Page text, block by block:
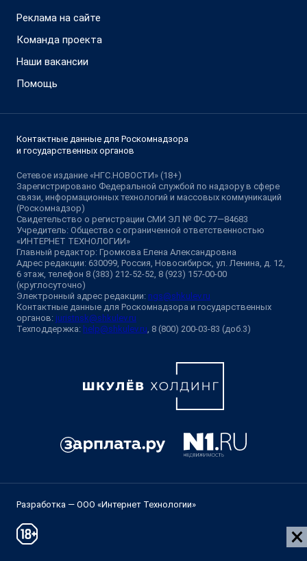
Реклама на сайте
Команда проекта
Наши вакансии
Помощь
Контактные данные для Роскомнадзора
и государственных органов
Сетевое издание «НГС.НОВОСТИ» (18+)
Зарегистрировано Федеральной службой по надзору в сфере
связи, информационных технологий и массовых коммуникаций
(Роскомнадзор)
Свидетельство о регистрации СМИ ЭЛ № ФС 77—84683
Учредитель: Общество с ограниченной ответственностью
«ИНТЕРНЕТ ТЕХНОЛОГИИ»
Главный редактор: Громкова Елена Александровна
Адрес редакции: 630099, Россия, Новосибирск, ул. Ленина, д. 12,
6 этаж, телефон 8 (383) 212-52-52, 8 (923) 157-00-00
(круглосуточно)
Электронный адрес редакции: ngs@shkulev.ru
Контактные данные для Роскомнадзора и государственных
органов: juristnsk@shkulev.ru
Техподдержка: help@shkulev.ru , 8 (800) 200-03-83 (доб.3)
Разработка — ООО «Интернет Технологии»